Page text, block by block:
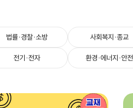
법률·경찰·소방 사회복지·종교
전기·전자 환경·에너지·안전